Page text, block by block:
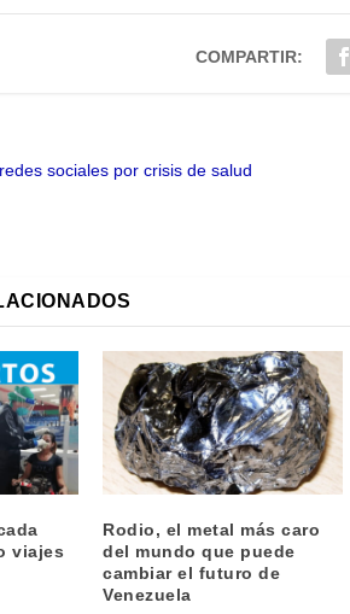
COMPARTIR:
sociales por crisis de salud
viajes
Rodio, el metal más caro
del mundo que puede
cambiar el futuro de
Venezuela